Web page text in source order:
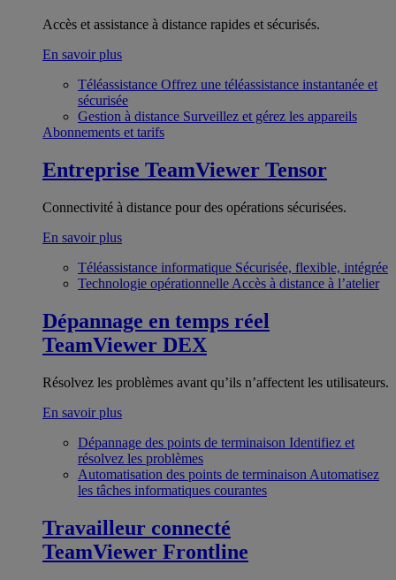
Accès et assistance à distance rapides et sécurisés.
En savoir plus
Téléassistance Offrez une téléassistance instantanée et
sécurisée
Gestion à distance Surveillez et gérez les appareils
Abonnements et tarifs
Entreprise TeamViewer Tensor
Connectivité à distance pour des opérations sécurisées.
En savoir plus
Téléassistance informatique Sécurisée, flexible, intégrée
Technologie opérationnelle Accès à distance à l’atelier
Dépannage en temps réel
TeamViewer DEX
Résolvez les problèmes avant qu’ils n’affectent les utilisateurs.
En savoir plus
Dépannage des points de terminaison Identifiez et
résolvez les problèmes
Automatisation des points de terminaison Automatisez
les tâches informatiques courantes
Travailleur connecté
TeamViewer Frontline